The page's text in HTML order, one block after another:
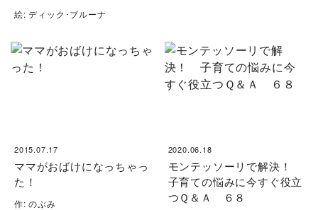
絵: ディック･ブルーナ
2015.07.17
ママがおばけになっちゃっ
た！
作: のぶみ
2020.06.18
モンテッソーリで解決！
子育ての悩みに今すぐ役立
つＱ＆Ａ ６８